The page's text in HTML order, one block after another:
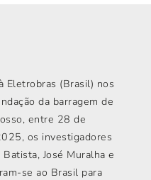
Eletrobras (Brasil) nos
da barragem de
entre 28 de
os investigadores
José Muralha e
se ao Brasil para